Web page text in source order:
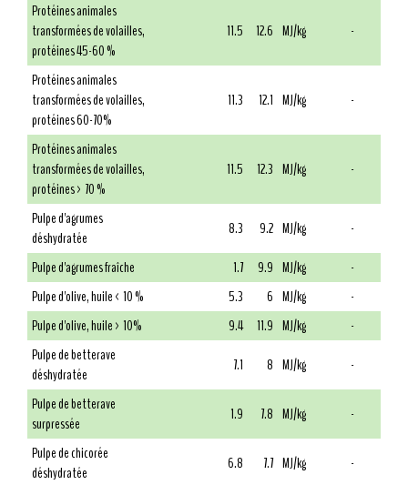
Protéines animales
transformées de volailles,
protéines 45-60 %
11.5 12.6 MJ/kg -
Protéines animales
transformées de volailles,
protéines 60-70%
11.3 12.1 MJ/kg -
Protéines animales
transformées de volailles,
protéines > 70 %
11.5 12.3 MJ/kg -
Pulpe d'agrumes
déshydratée
8.3 9.2 MJ/kg
-
Pulpe d'agrumes fraîche
1.7 9.9 MJ/kg
-
Pulpe d'olive, huile < 10 %
5.3 6 MJ/kg
-
Pulpe d'olive, huile > 10%
9.4 11.9 MJ/kg
-
Pulpe de betterave
déshydratée
7.1 8 MJ/kg
-
Pulpe de betterave
surpressée
1.9 7.8 MJ/kg
-
Pulpe de chicorée
déshydratée
6.8 7.7 MJ/kg
-